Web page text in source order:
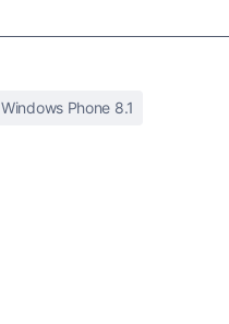
Windows Phone 8.1